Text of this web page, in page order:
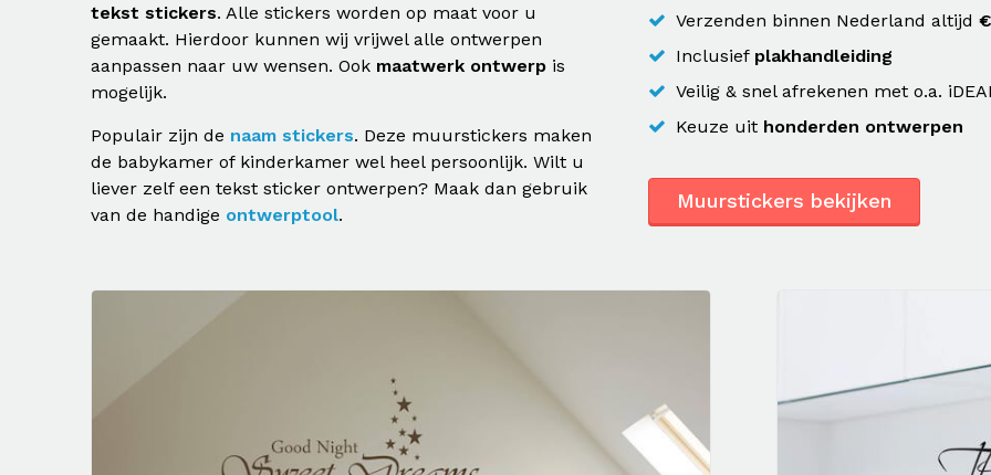
tekst stickers. Alle stickers worden op maat voor u
gemaakt. Hierdoor kunnen wij vrijwel alle ontwerpen
aanpassen naar uw wensen. Ook maatwerk ontwerp is
mogelijk.
Populair zijn de naam stickers. Deze muurstickers maken
de babykamer of kinderkamer wel heel persoonlijk. Wilt u
liever zelf een tekst sticker ontwerpen? Maak dan gebruik
van de handige ontwerptool.
Verzenden binnen Nederland altijd
Inclusief plakhandleiding
Veilig & snel afrekenen met o.a.
Keuze uit honderden ontwerpen
Muurstickers bekijken